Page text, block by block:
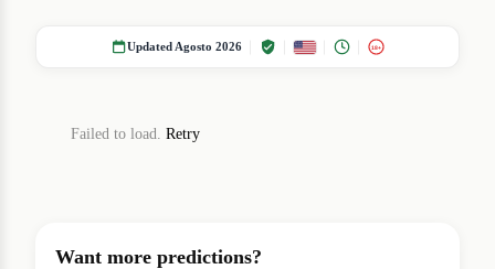
Updated Agosto 2026 18+
Failed to load. Retry
Want more predictions?